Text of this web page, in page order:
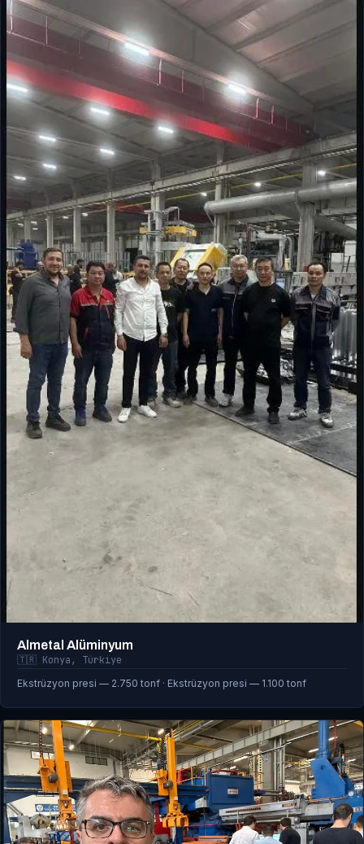
Almetal Alüminyum
🇹🇷 Konya, Türkiye
Ekstrüzyon presi — 2.750 tonf · Ekstrüzyon presi — 1.100 tonf